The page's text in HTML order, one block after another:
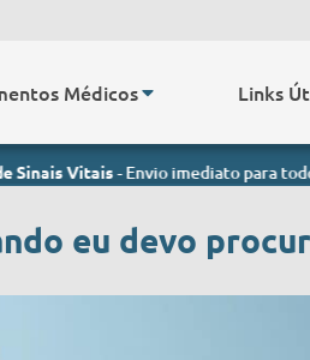
Médicos Links
- Envio imediato para todo o Brasil.
eu devo